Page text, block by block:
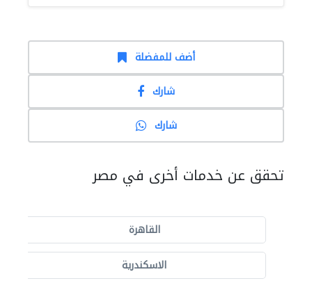
أضف للمفضلة
شارك
شارك
تحقق عن خدمات أخرى في مصر
القاهرة
الاسكندرية